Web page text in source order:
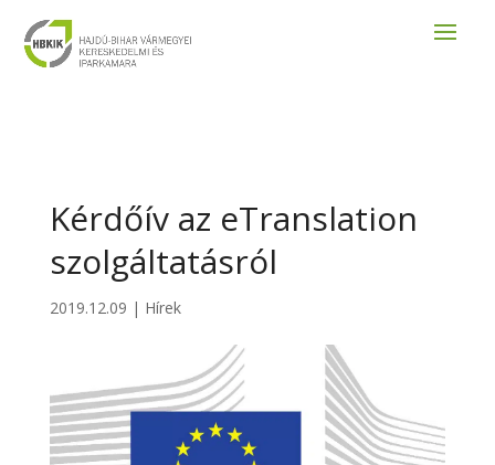
Kérdőív az eTranslation
szolgáltatásról
2019.12.09 | Hírek